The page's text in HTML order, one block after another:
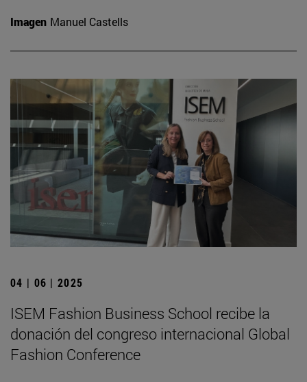
Imagen Manuel Castells
04 | 06 | 2025
ISEM Fashion Business School recibe la
donación del congreso internacional Global
Fashion Conference